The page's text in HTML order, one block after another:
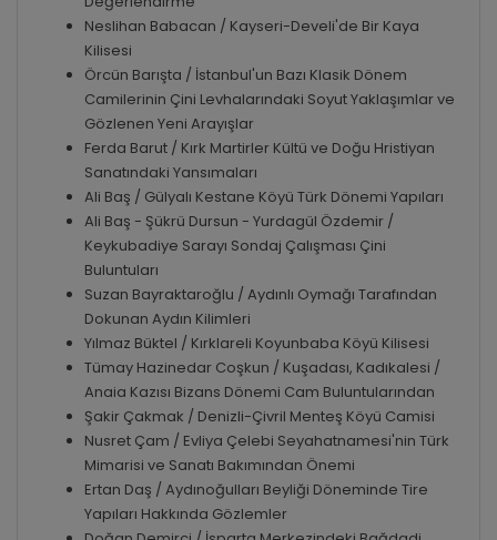
Neslihan Babacan / Kayseri-Develi'de Bir Kaya
Kilisesi
Örcün Barışta / İstanbul'un Bazı Klasik Dönem
Camilerinin Çini Levhalarındaki Soyut Yaklaşımlar ve
Gözlenen Yeni Arayışlar
Ferda Barut / Kırk Martirler Kültü ve Doğu Hristiyan
Sanatındaki Yansımaları
Ali Baş / Gülyalı Kestane Köyü Türk Dönemi Yapıları
Ali Baş - Şükrü Dursun - Yurdagül Özdemir /
Keykubadiye Sarayı Sondaj Çalışması Çini
Buluntuları
Suzan Bayraktaroğlu / Aydınlı Oymağı Tarafından
Dokunan Aydın Kilimleri
Yılmaz Büktel / Kırklareli Koyunbaba Köyü Kilisesi
Tümay Hazinedar Coşkun / Kuşadası, Kadıkalesi /
Anaia Kazısı Bizans Dönemi Cam Buluntularından
Şakir Çakmak / Denizli-Çivril Menteş Köyü Camisi
Nusret Çam / Evliya Çelebi Seyahatnamesi'nin Türk
Mimarisi ve Sanatı Bakımından Önemi
Ertan Daş / Aydınoğulları Beyliği Döneminde Tire
Yapıları Hakkında Gözlemler